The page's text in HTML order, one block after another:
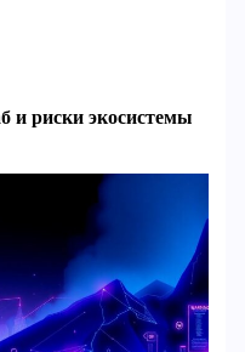
и риски экосистемы